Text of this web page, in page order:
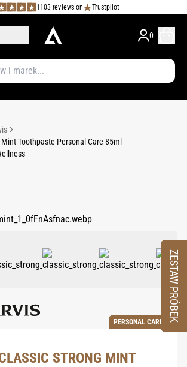
1103 reviews on Trustpilot
0
Toothpaste Personal Care 85ml
PERSONAL CARE
STRONG MINT
ZESTAW PRÓBEK